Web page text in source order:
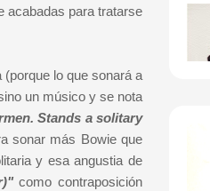
acabadas para tratarse
lo que sonará a
un músico y se nota
Stands a solitary
sonar más Bowie que
y esa angustia de
como contraposición